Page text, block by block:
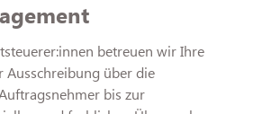
betreuen wir Ihre
Ausschreibung über die
bis zur